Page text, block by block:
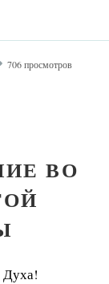
706 просмотров
ВО
Духа!